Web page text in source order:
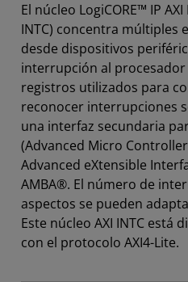
El núcleo LogiCORE™ IP
INTC) concentra múltiples
desde dispositivos
interrupción al procesador
registros utilizados para
reconocer interrupciones
una interfaz secundaria
(Advanced Micro
Advanced eXtensible
AMBA®. El número de
aspectos se pueden
Este núcleo AXI INTC está
con el protocolo AXI4-Lite.